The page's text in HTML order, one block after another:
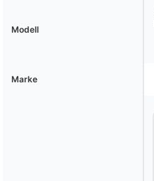
Modell
Marke